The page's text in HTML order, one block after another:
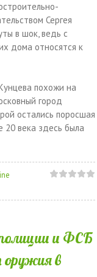
Сергея
в шок, ведь с
дома относятся к
похожи на
город
остались поросшая
20 века здесь была
и ФСБ
оружия в